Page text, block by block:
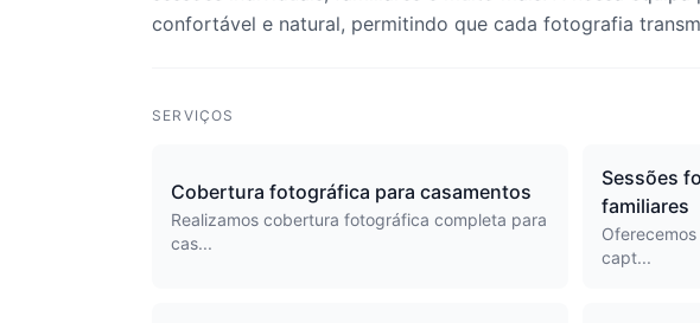
confortável e natural, permitindo que cada fotografia
SERVIÇOS
Cobertura fotográfica para casamentos
Realizamos cobertura fotográfica completa para
cas...
Sessões
familiares
capt...